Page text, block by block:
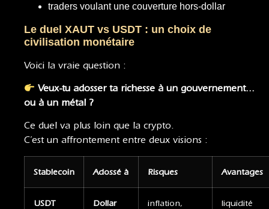
traders voulant une couverture hors-dollar
Le duel XAUT vs USDT : un choix de
civilisation monétaire
Voici la vraie question :
Veux-tu adosser ta richesse à un gouvernement…
ou à un métal ?
Ce duel va plus loin que la crypto.
C’est un affrontement entre deux visions :
Stablecoin Adossé à Risques Avantages
USDT
Dollar
inflation,
liquidité